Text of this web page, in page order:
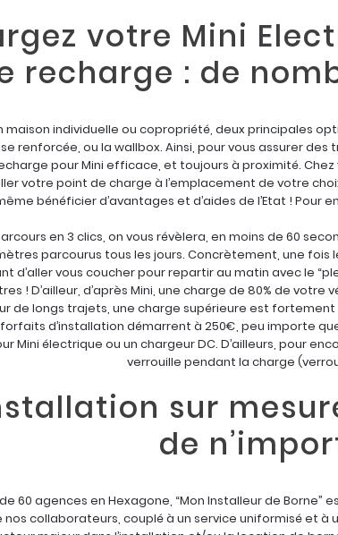
votre Mini
recharge : de
maison individuelle ou copropriété, deux principales
renforcée, ou la wallbox. Ainsi, pour vous assurer
pour Mini efficace, et toujours à proximité.
votre point de charge à l’emplacement de votre
bénéficier d’avantages et d’aides de l’Etat ! Pour
en 3 clics, on vous révèlera, en moins de 60
parcourus tous les jours. Concrètement, une
d’aller vous coucher pour repartir au matin avec le
! D’ailleur, d’après Mini, une charge de 80% de
de longs trajets, une charge supérieure est
d’installation démarrent à 250€, peu importe
Mini électrique ou un chargeur DC. D’ailleurs, pour
verrouille pendant la charge
sur
de
60 agences en Hexagone, “Mon Installeur de
collaborateurs, couplé à un service uniformisé et